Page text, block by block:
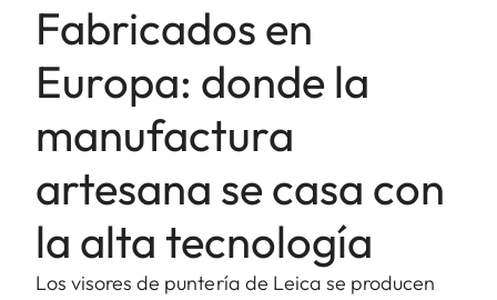
Fabricados en
Europa: donde la
manufactura
artesana se casa con
la alta tecnología
Los visores de puntería de Leica se producen